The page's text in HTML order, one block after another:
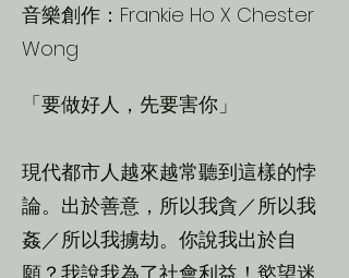
音樂創作：Frankie Ho X Chester
Wong
「要做好人，先要害你」
現代都市人越來越常聽到這樣的悖
論。出於善意，所以我貪／所以我
姦／所以我擄劫。你說我出於自